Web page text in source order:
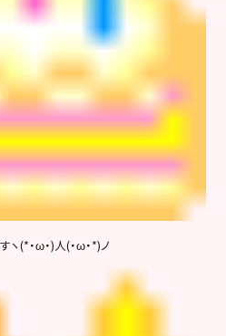
(*・ω・)人(・ω・*)ノ